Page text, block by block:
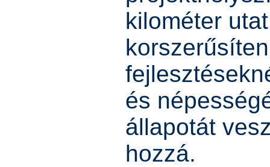
kilométer
és
állapotát
hozzá.